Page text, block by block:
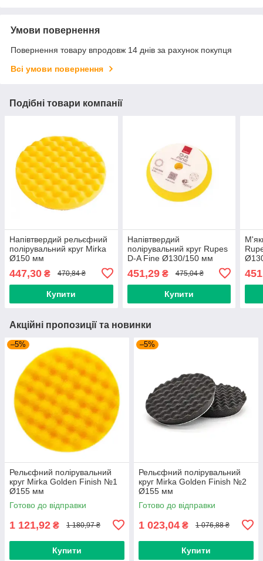
Умови повернення
Повернення товару впродовж 14 днів за рахунок покупця
Всі умови повернення
Подібні товари компанії
Напівтвердий рельєфний
полірувальний круг Mirka
Ø150 мм
447,30 ₴ 470,84 ₴
Купити
Напівтвердий
полірувальний круг Rupes
D-A Fine Ø130/150 мм
451,29₴ 475,04 ₴
Купити
Акційні пропозиції та новинки
–5%
Рельєфний полірувальний
круг Mirka Golden Finish №1
Ø155 мм
Готово до відправки
1 121,92 ₴ 1 180,97 ₴
Купити
–5%
Рельєфний полірувальний
круг Mirka Golden Finish №2
Ø155 мм
Готово до відправки
1 023,04 ₴ 1 076,88 ₴
Купити